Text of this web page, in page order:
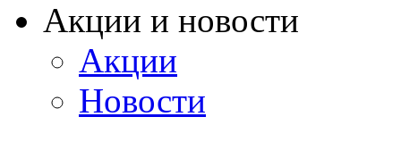
Акции и новости
Акции
Новости